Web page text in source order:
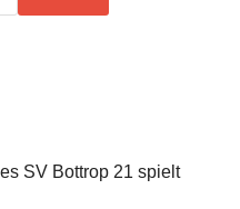
SV Bottrop 21 spielt